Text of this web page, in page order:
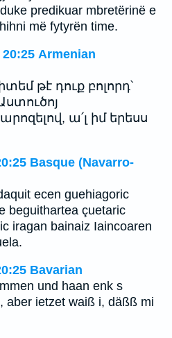
predikuar mbretërinë e
më fytyrën time.
Armenian
թէ դուք բոլորդ՝
ա՛լ իմ երեսս
Basque (Navarro-
ecen guehiagoric
beguithartea çuetaric
iragan bainaiz Iaincoaren
Bavarian
und haan enk s
aber ietzet waiß i, däßß mi